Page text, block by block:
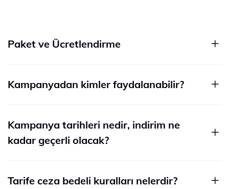
Paket ve Ücretlendirme
Kampanyadan kimler faydalanabilir?
Kampanya tarihleri nedir, indirim ne
kadar geçerli olacak?
Tarife ceza bedeli kuralları nelerdir?